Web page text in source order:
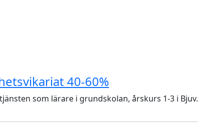
40-60%
som lärare i grundskolan, årskurs 1-3 i Bjuv.